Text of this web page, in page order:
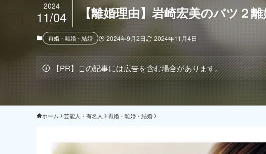
【離婚理由】岩崎宏美のバツ２
2024
11/04
再婚・離婚・結婚 2024年9月2日 2024年11月4日
【PR】この記事には広告を含む場合があります。
ホーム 芸能人・有名人 再婚・離婚・結婚